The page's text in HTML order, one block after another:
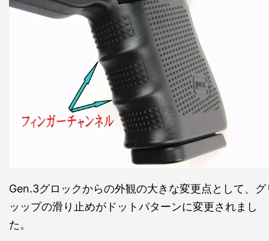
Gen.3グロックからの外観の大きな変更点として、グ
ッップの滑り止めがドットパターンに変更されまし
た。